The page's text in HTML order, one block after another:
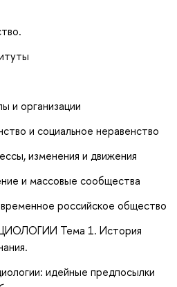
и организации
и социальное неравенство
изменения и движения
и массовые сообщества
российское общество
Тема 1. История
идейные предпосылки